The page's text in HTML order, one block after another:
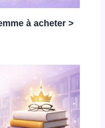
à acheter >